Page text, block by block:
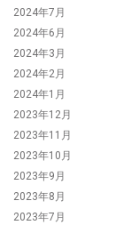
2024年7月
2024年6月
2024年3月
2024年2月
2024年1月
2023年12月
2023年11月
2023年10月
2023年9月
2023年8月
2023年7月